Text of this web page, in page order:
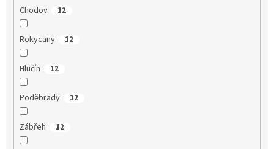
Chodov 12
Rokycany 12
Hlučín 12
Poděbrady 12
Zábřeh 12